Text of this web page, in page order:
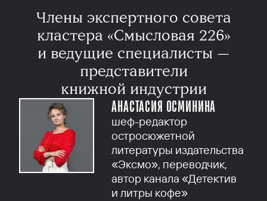
Члены экспертного совета
кластера «Смысловая 226»
и ведущие специалисты —
представители
книжной индустрии
АНАСТАСИЯ ОСМИНИНА
шеф-редактор
остросюжетной
литературы издательства
«Эксмо», переводчик,
автор канала «Детектив
и литры кофе»